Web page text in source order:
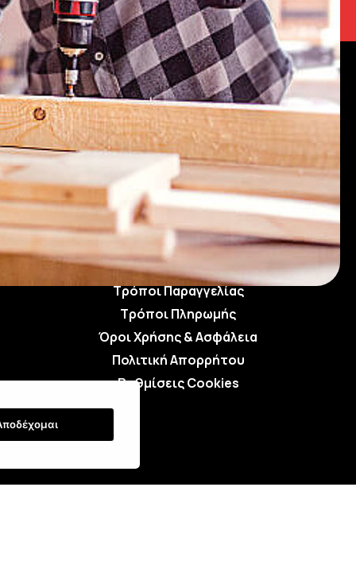
Τρόποι Αποστολής
Τρόποι Παραγγελίας
Τρόποι Πληρωμής
Όροι Χρήσης & Ασφάλεια
Πολιτική Απορρήτου
Ρυθμίσεις Cookies